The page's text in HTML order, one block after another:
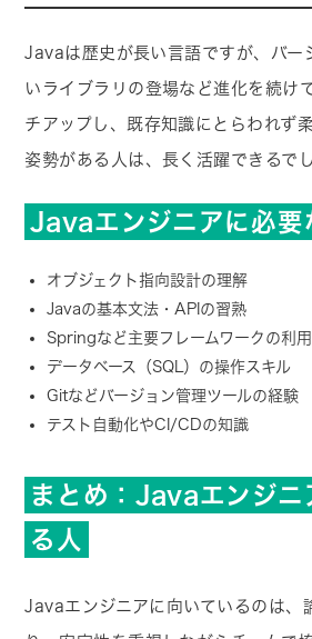
Javaは歴史が長い言語ですが、バー
いライブラリの登場など進化を続け
チアップし、既存知識にとらわれず
姿勢がある人は、長く活躍できるで
Javaエンジニアに必要
オブジェクト指向設計の理解
Javaの基本文法・APIの習熟
Springなど主要フレームワークの利
データベース（SQL）の操作スキル
Gitなどバージョン管理ツールの経験
テスト自動化やCI/CDの知識
まとめ：Javaエンジニ
る人
Javaエンジニアに向いているのは、